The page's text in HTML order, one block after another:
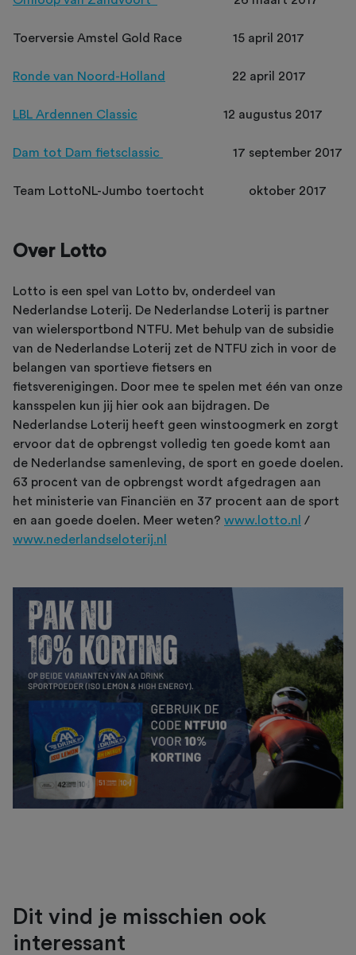
Toerversie Amstel Gold Race 15 april 2017
Ronde van Noord-Holland 22 april 2017
LBL Ardennen Classic 12 augustus 2017
Dam tot Dam fietsclassic 17 september 2017
Team LottoNL-Jumbo toertocht oktober 2017
Over Lotto
Lotto is een spel van Lotto bv, onderdeel van
Nederlandse Loterij. De Nederlandse Loterij is partner
van wielersportbond NTFU. Met behulp van de subsidie
van de Nederlandse Loterij zet de NTFU zich in voor de
belangen van sportieve fietsers en
fietsverenigingen. Door mee te spelen met één van onze
kansspelen kun jij hier ook aan bijdragen. De
Nederlandse Loterij heeft geen winstoogmerk en zorgt
ervoor dat de opbrengst volledig ten goede komt aan
de Nederlandse samenleving, de sport en goede doelen.
63 procent van de opbrengst wordt afgedragen aan
het ministerie van Financiën en 37 procent aan de sport
en aan goede doelen. Meer weten? www.lotto.nl /
www.nederlandseloterij.nl
Dit vind je misschien ook
interessant